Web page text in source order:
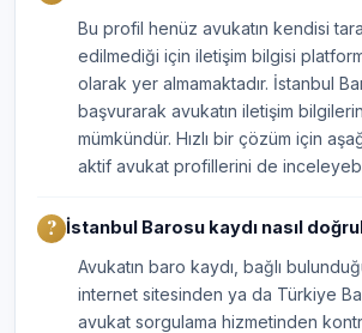
Bu profil henüz avukatın kendisi
edilmediği için iletişim bilgisi
olarak yer almamaktadır. İstanbul
başvurarak avukatın iletişim
mümkündür. Hızlı bir çözüm için
aktif avukat profillerini de
İstanbul Barosu kaydı nasıl
Avukatın baro kaydı, bağlı
internet sitesinden ya da Türkiye
avukat sorgulama hizmetinden